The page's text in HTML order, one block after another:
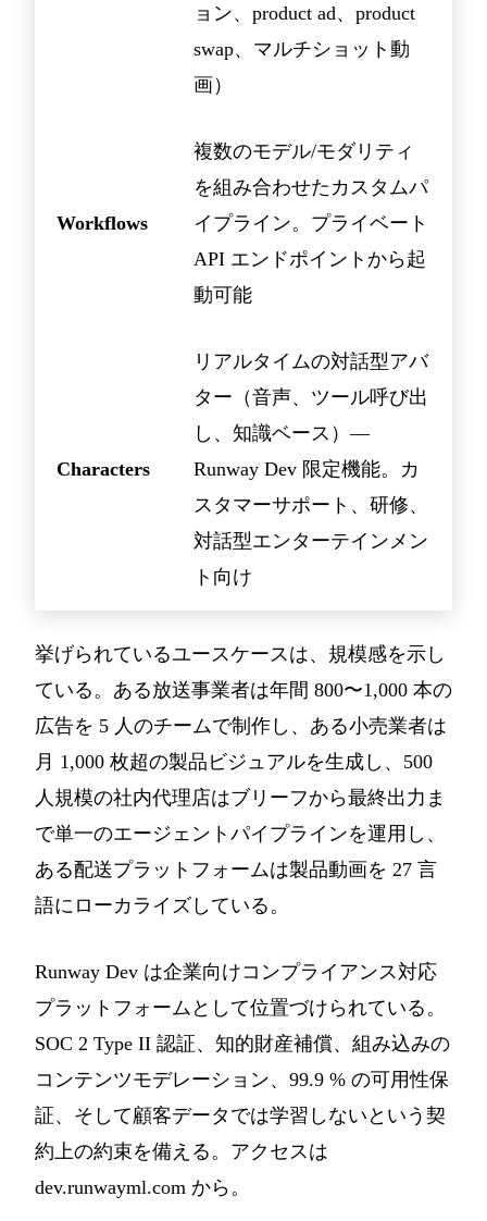
ョン、product ad、product
swap、マルチショット動
画）
Workflows
複数のモデル/モダリティ
を組み合わせたカスタムパ
イプライン。プライベート
API エンドポイントから起
動可能
Characters
リアルタイムの対話型アバ
ター（音声、ツール呼び出
し、知識ベース）—
Runway Dev 限定機能。カ
スタマーサポート、研修、
対話型エンターテインメン
ト向け
挙げられているユースケースは、規模感を示し
ている。ある放送事業者は年間 800〜1,000 本の
広告を 5 人のチームで制作し、ある小売業者は
月 1,000 枚超の製品ビジュアルを生成し、500
人規模の社内代理店はブリーフから最終出力ま
で単一のエージェントパイプラインを運用し、
ある配送プラットフォームは製品動画を 27 言
語にローカライズしている。
Runway Dev は企業向けコンプライアンス対応
プラットフォームとして位置づけられている。
SOC 2 Type II 認証、知的財産補償、組み込みの
コンテンツモデレーション、99.9 % の可用性保
証、そして顧客データでは学習しないという契
約上の約束を備える。アクセスは
dev.runwayml.com から。